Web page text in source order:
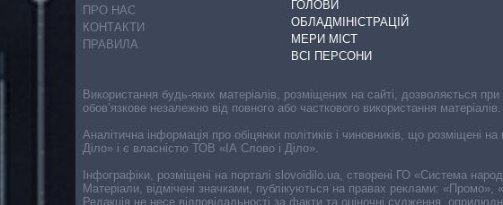
ПРО НАС
КОНТАКТИ
ПРАВИЛА
ГОЛОВИ
ОБЛАДМІНІСТРАЦІЙ
МЕРИ МІСТ
ВСІ ПЕРСОНИ
Використання будь-яких матеріалів, розміщених на сайті, дозволяється
обов’язкове незалежно від повного або часткового використання матеріалів.
Аналітична інформація про обіцянки політиків і чиновників, що
Діло» і є власністю ТОВ «ІА Слово і Діло».
Інфографіки, розміщені на порталі slovoidilo.ua, створені ГО «Система
Матеріали, відмічені значками, публікуються на правах реклами:
Редакція не несе відповідальності за факти та оціночні судження,